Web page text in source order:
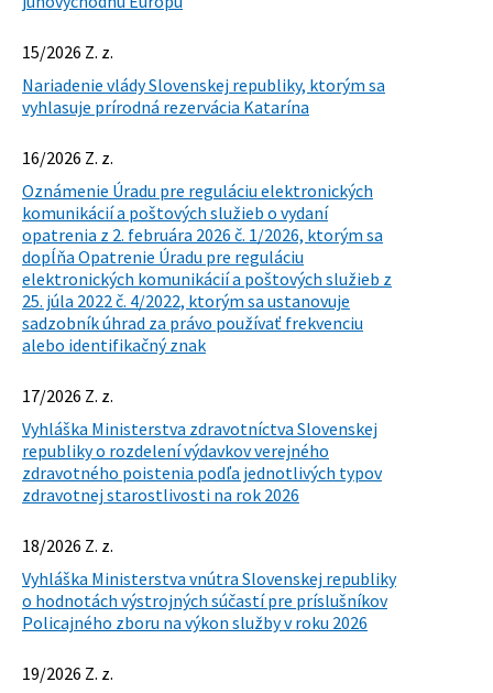
15/2026 Z. z.
Nariadenie vlády Slovenskej republiky, ktorým sa
vyhlasuje prírodná rezervácia Katarína
16/2026 Z. z.
Oznámenie Úradu pre reguláciu elektronických
komunikácií a poštových služieb o vydaní
opatrenia z 2. februára 2026 č. 1/2026, ktorým sa
dopĺňa Opatrenie Úradu pre reguláciu
elektronických komunikácií a poštových služieb z
25. júla 2022 č. 4/2022, ktorým sa ustanovuje
sadzobník úhrad za právo používať frekvenciu
alebo identifikačný znak
17/2026 Z. z.
Vyhláška Ministerstva zdravotníctva Slovenskej
republiky o rozdelení výdavkov verejného
zdravotného poistenia podľa jednotlivých typov
zdravotnej starostlivosti na rok 2026
18/2026 Z. z.
Vyhláška Ministerstva vnútra Slovenskej republiky
o hodnotách výstrojných súčastí pre príslušníkov
Policajného zboru na výkon služby v roku 2026
19/2026 Z. z.